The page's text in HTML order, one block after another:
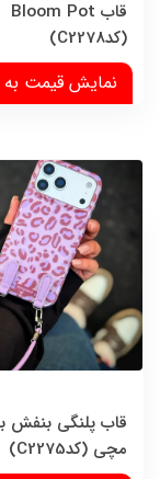
قاب Bloom Pot
(کدC2278)
نمایش قیمت به
قاب پلنگی بنفش
مچی (کدC2275)